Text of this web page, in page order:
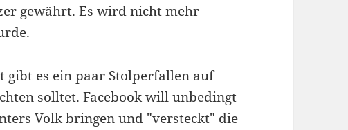
gewährt. Es wird nicht mehr
gibt es ein paar Stolperfallen auf
solltet. Facebook will unbedingt
Volk bringen und "versteckt" die